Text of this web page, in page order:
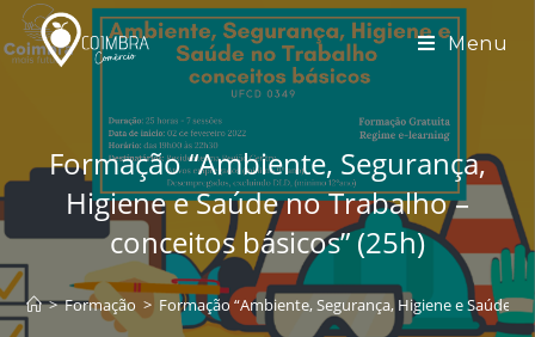
Skip
to
content
Menu
Formação “Ambiente, Segurança,
Higiene e Saúde no Trabalho –
conceitos básicos” (25h)
> Formação > Formação “Ambiente, Segurança, Higiene e Saúde